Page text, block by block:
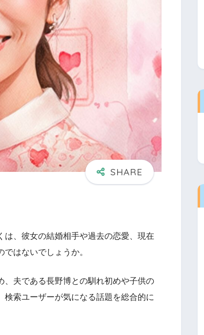
、彼女の結婚相手や過去の恋愛、現在
はないでしょうか。
夫である長野博との馴れ初めや子供の
索ユーザーが気になる話題を総合的に